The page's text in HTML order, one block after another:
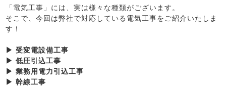
「電気工事」には、実は様々な種類がございます。
そこで、今回は弊社で対応している電気工事をご紹介いたしま
す！
▶ 受変電設備工事
▶ 低圧引込工事
▶ 業務用電力引込工事
▶ 幹線工事